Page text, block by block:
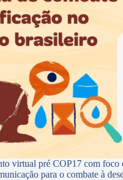
virtual pré COP17 com foco
para o combate à